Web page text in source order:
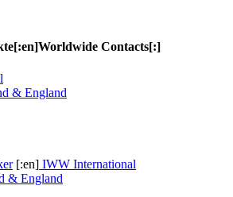
Contacts[:]
& England
[:en] IWW International
& England